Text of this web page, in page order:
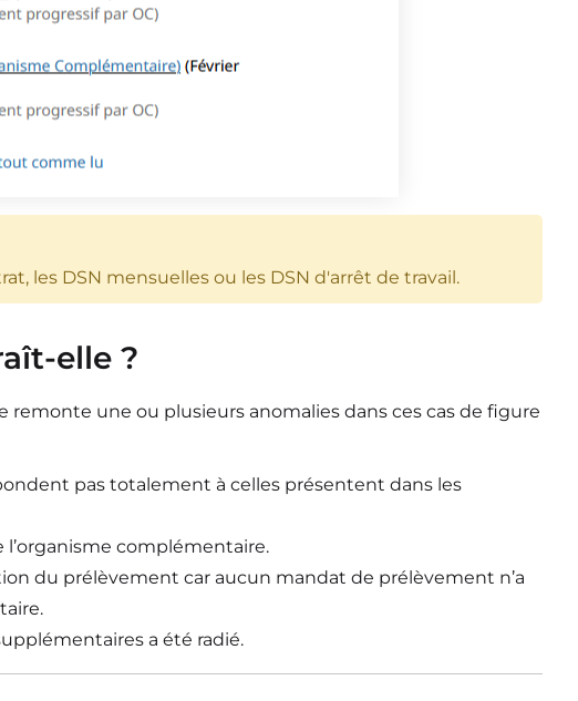
les DSN mensuelles ou les DSN d'arrêt de travail.
elle ?
une ou plusieurs anomalies dans ces cas de figure
pas totalement à celles présentent dans les
l’organisme complémentaire.
du prélèvement car aucun mandat de prélèvement n’a
a été radié.